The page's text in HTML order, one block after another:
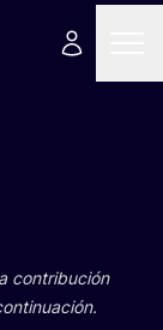
con­tri­bu­ción